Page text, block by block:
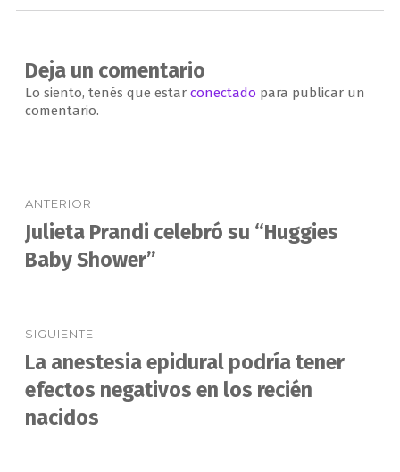
Deja un comentario
Lo siento, tenés que estar conectado para publicar un
comentario.
de
entradas
ANTERIOR
Entrada
anterior:
Julieta Prandi celebró su “Huggies
Baby Shower”
SIGUIENTE
Entrada
siguiente:
La anestesia epidural podría tener
efectos negativos en los recién
nacidos